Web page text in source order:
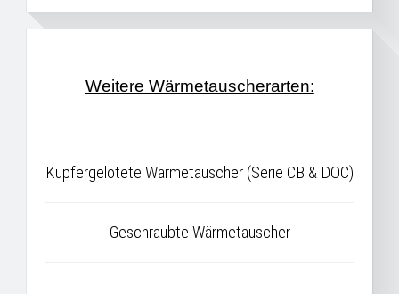
Weitere Wärmetauscherarten:
Kupfergelötete Wärmetauscher (Serie CB & DOC)
Geschraubte Wärmetauscher